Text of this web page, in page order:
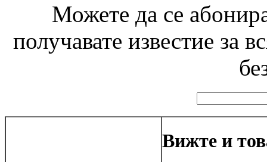
Можете да се
получавате известие за
Вижте и